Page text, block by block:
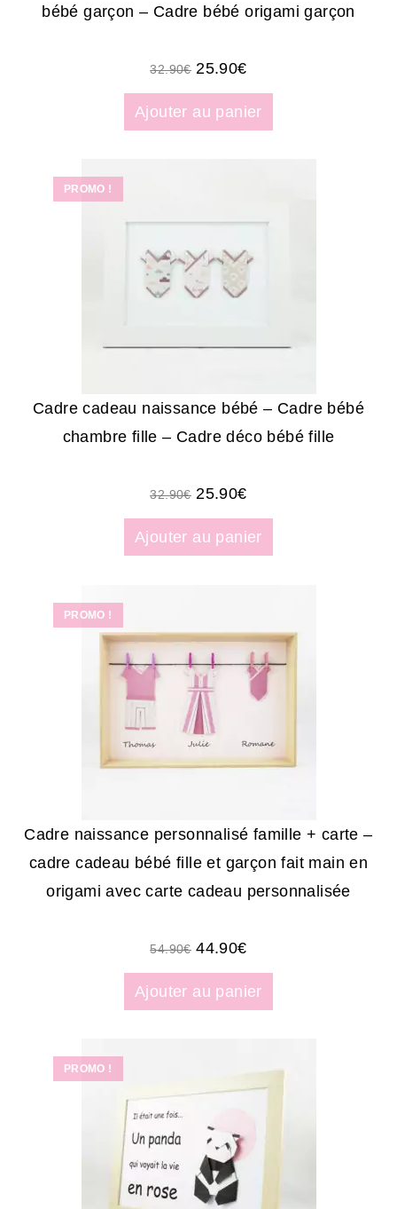
bébé garçon – Cadre bébé origami garçon
32.90€ 25.90€
Ajouter au panier
PROMO !
Cadre cadeau naissance bébé – Cadre bébé
chambre fille – Cadre déco bébé fille
32.90€ 25.90€
Ajouter au panier
PROMO !
Cadre naissance personnalisé famille + carte –
cadre cadeau bébé fille et garçon fait main en
origami avec carte cadeau personnalisée
54.90€ 44.90€
Ajouter au panier
PROMO !